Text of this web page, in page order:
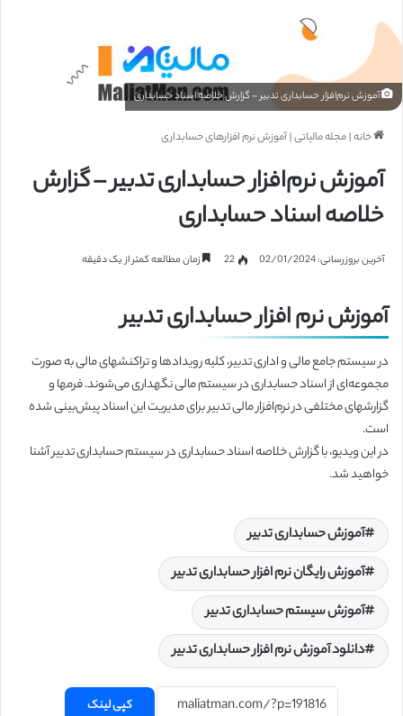
آموزش نرم‌افزار حسابداری تدبیر – گزارش خلاصه اسناد حسابداری
خانه|مجله مالیاتی|آموزش نرم افزارهای حسابداری
آموزش نرم‌افزار حسابداری تدبیر – گزارش
خلاصه اسناد حسابداری
آخرین بروزرسانی: 02/01/2024 22 زمان مطالعه کمتر از یک دقیقه
آموزش نرم افزار حسابداری تدبیر
در سیستم جامع مالی و اداری تدبیر، کلیه رویدادها و تراکنشهای مالی به صورت
مجموعه‌ای از اسناد حسابداری در سیستم مالی نگهداری می‌شوند. فرمها و
گزارشهای مختلفی در نرم‌افزار مالی تدبیر برای مدیریت این اسناد پیش‌بینی شده
است.
در این ویدیو، با گزارش خلاصه اسناد حسابداری در سیستم حسابداری تدبیر آشنا
خواهید شد.
آموزش حسابداری تدبیر
آموزش رایگان نرم افزار حسابداری تدبیر
آموزش سیستم حسابداری تدبیر
دانلود آموزش نرم افزار حسابداری تدبیر
کپی لینک